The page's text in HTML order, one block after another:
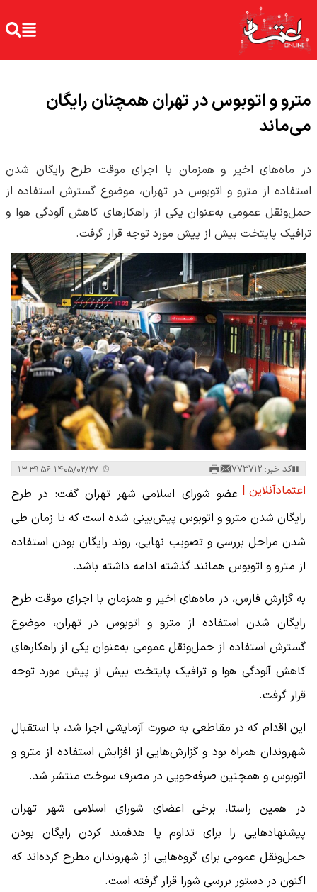
مترو و اتوبوس در تهران همچنان رایگان
می‌ماند
در ماه‌های اخیر و همزمان با اجرای موقت طرح رایگان شدن
استفاده از مترو و اتوبوس در تهران، موضوع گسترش استفاده از
حمل‌ونقل عمومی به‌عنوان یکی از راهکارهای کاهش آلودگی هوا و
ترافیک پایتخت بیش از پیش مورد توجه قرار گرفت.
کد خبر: 773712
اعتمادآنلاین | عضو شورای اسلامی شهر تهران گفت: در طرح
رایگان شدن مترو و اتوبوس پیش‌بینی شده است که تا زمان طی
شدن مراحل بررسی و تصویب نهایی، روند رایگان بودن استفاده
از مترو و اتوبوس همانند گذشته ادامه داشته باشد.
به گزارش فارس، در ماه‌های اخیر و همزمان با اجرای موقت طرح
رایگان شدن استفاده از مترو و اتوبوس در تهران، موضوع
گسترش استفاده از حمل‌ونقل عمومی به‌عنوان یکی از راهکارهای
کاهش آلودگی هوا و ترافیک پایتخت بیش از پیش مورد توجه
قرار گرفت.
این اقدام که در مقاطعی به صورت آزمایشی اجرا شد، با استقبال
شهروندان همراه بود و گزارش‌هایی از افزایش استفاده از مترو و
اتوبوس و همچنین صرفه‌جویی در مصرف سوخت منتشر شد.
در همین راستا، برخی اعضای شورای اسلامی شهر تهران
پیشنهادهایی را برای تداوم یا هدفمند کردن رایگان بودن
حمل‌ونقل عمومی برای گروه‌هایی از شهروندان مطرح کرده‌اند که
اکنون در دستور بررسی شورا قرار گرفته است.